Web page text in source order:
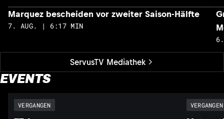
ServusTV Mediathek
Marquez bescheiden vor zweiter Saison-Hälfte
7. AUG. | 6:17 MIN
EVENTS
VERGANGEN VERGANGEN